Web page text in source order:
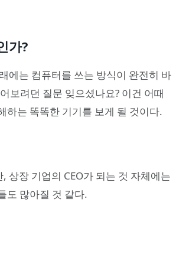
가?
에는 컴퓨터를 쓰는 방식이 완전히 바
보려던 질문 잊으셨나요? 이건 어때
하는 똑똑한 기기를 보게 될 것이다.
상장 기업의 CEO가 되는 것 자체에는
도 많아질 것 같다.